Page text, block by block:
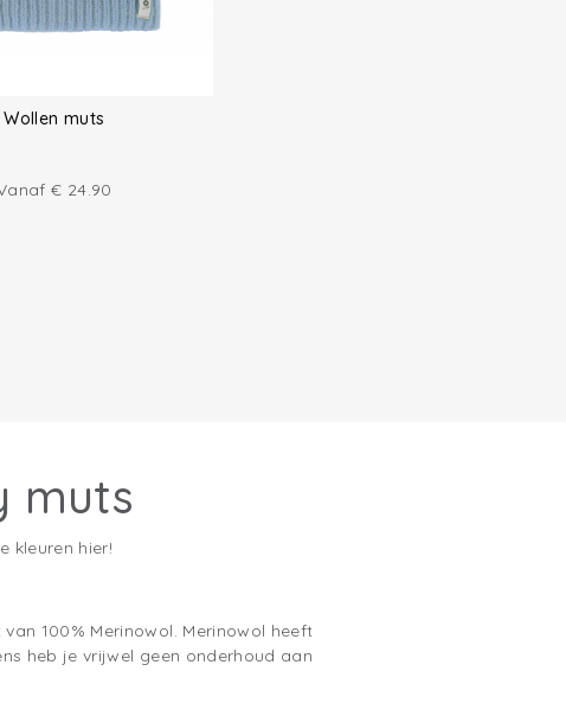
Wollen muts
€ 24.90
muts
kleuren hier!
100% Merinowol. Merinowol heeft
heb je vrijwel geen onderhoud aan